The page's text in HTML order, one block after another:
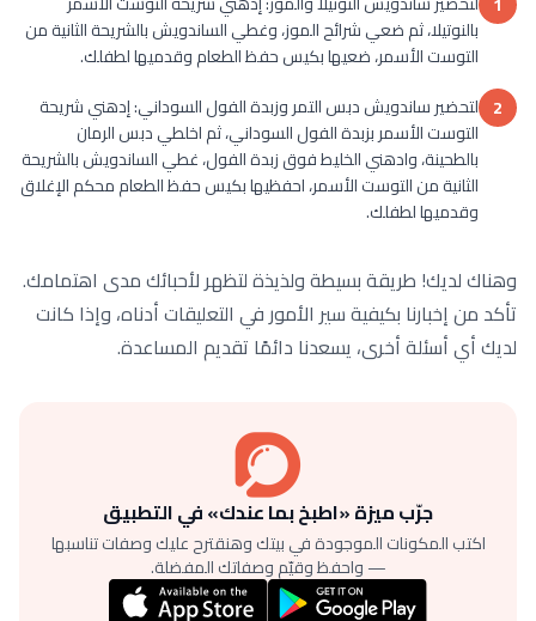
بالنوتيلا، ثم ضعي شرائح الموز، وغطي الساندويش بالشريحة الثانية من
التوست الأسمر، ضعيها بكيس حفظ الطعام وقدميها لطفلك.
2 لتحضير ساندويش دبس التمر وزبدة الفول السوداني: إدهني شريحة
التوست الأسمر بزبدة الفول السوداني، ثم اخلطي دبس الرمان
بالطحينة، وادهني الخليط فوق زبدة الفول، غطي الساندويش بالشريحة
الثانية من التوست الأسمر، احفظيها بكيس حفظ الطعام محكم الإغلاق
وقدميها لطفلك.
وهناك لديك! طريقة بسيطة ولذيذة لتظهر لأحبائك مدى اهتمامك.
تأكد من إخبارنا بكيفية سير الأمور في التعليقات أدناه، وإذا كانت
لديك أي أسئلة أخرى، يسعدنا دائمًا تقديم المساعدة.
جرّب ميزة «اطبخ بما عندك» في التطبيق
اكتب المكونات الموجودة في بيتك وهنقترح عليك وصفات تناسبها
— واحفظ وقيّم وصفاتك المفضلة.